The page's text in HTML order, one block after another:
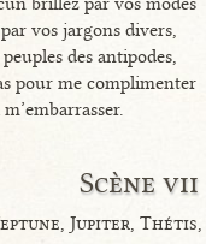
vos jargons divers,
des antipodes,
pour me complimenter
Scène vii
Jupiter,